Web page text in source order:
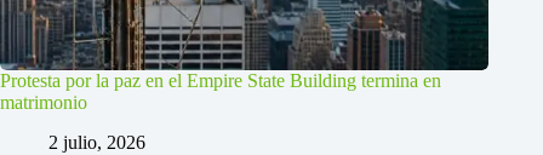
Protesta por la paz en el Empire State Building termina en
matrimonio
2 julio, 2026